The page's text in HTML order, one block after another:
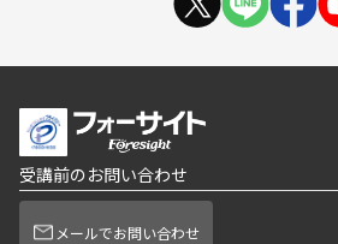
受講前のお問い合わせ
メールでお問い合わせ